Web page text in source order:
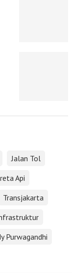
Jalan Tol
Api
Transjakarta
Purwagandhi